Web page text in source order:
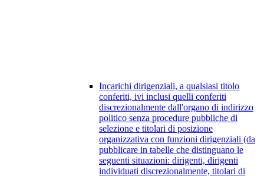
Incarichi dirigenziali, a qualsiasi titolo
conferiti, ivi inclusi quelli conferiti
discrezionalmente dall'organo di indirizzo
politico senza procedure pubbliche di
selezione e titolari di posizione
organizzativa con funzioni dirigenziali (da
pubblicare in tabelle che distinguano le
seguenti situazioni: dirigenti, dirigenti
individuati discrezionalmente, titolari di